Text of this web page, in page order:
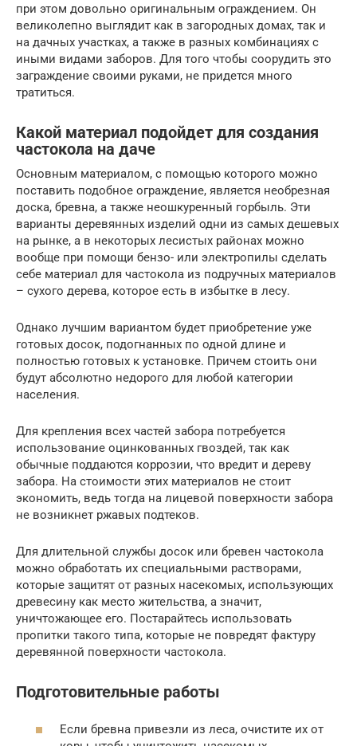
при этом довольно оригинальным ограждением. Он
великолепно выглядит как в загородных домах, так и
на дачных участках, а также в разных комбинациях с
иными видами заборов. Для того чтобы соорудить это
заграждение своими руками, не придется много
тратиться.
Какой материал подойдет для создания
частокола на даче
Основным материалом, с помощью которого можно
поставить подобное ограждение, является необрезная
доска, бревна, а также неошкуренный горбыль. Эти
варианты деревянных изделий одни из самых дешевых
на рынке, а в некоторых лесистых районах можно
вообще при помощи бензо- или электропилы сделать
себе материал для частокола из подручных материалов
– сухого дерева, которое есть в избытке в лесу.
Однако лучшим вариантом будет приобретение уже
готовых досок, подогнанных по одной длине и
полностью готовых к установке. Причем стоить они
будут абсолютно недорого для любой категории
населения.
Для крепления всех частей забора потребуется
использование оцинкованных гвоздей, так как
обычные поддаются коррозии, что вредит и дереву
забора. На стоимости этих материалов не стоит
экономить, ведь тогда на лицевой поверхности забора
не возникнет ржавых подтеков.
Для длительной службы досок или бревен частокола
можно обработать их специальными растворами,
которые защитят от разных насекомых, использующих
древесину как место жительства, а значит,
уничтожающее его. Постарайтесь использовать
пропитки такого типа, которые не повредят фактуру
деревянной поверхности частокола.
Подготовительные работы
Если бревна привезли из леса, очистите их от